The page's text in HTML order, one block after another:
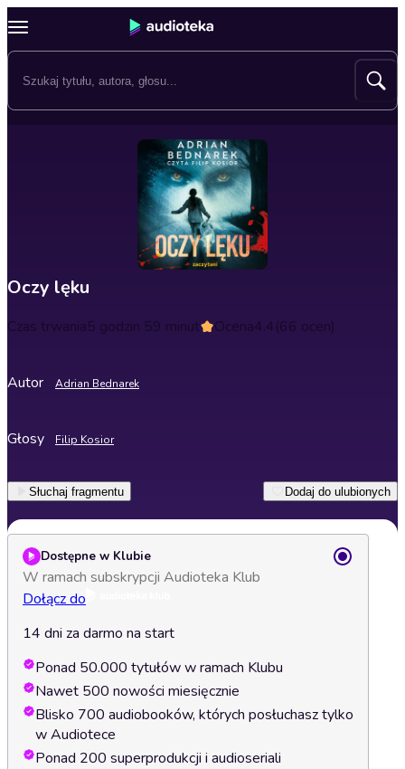
Oczy lęku
Czas trwania5 godzin 59 minut Ocena4.4(66 ocen)
Autor Adrian Bednarek
Głosy Filip Kosior
Słuchaj fragmentu Dodaj do ulubionych
Dostępne w Klubie
W ramach subskrypcji Audioteka Klub
Dołącz do
14 dni za darmo na start
Ponad 50.000 tytułów w ramach Klubu
Nawet 500 nowości miesięcznie
Blisko 700 audiobooków, których posłuchasz tylko
w Audiotece
Ponad 200 superprodukcji i audioseriali